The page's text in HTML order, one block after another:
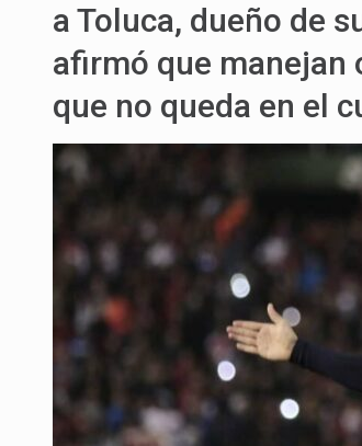
a Toluca, dueño de
afirmó que manejan
que no queda en el